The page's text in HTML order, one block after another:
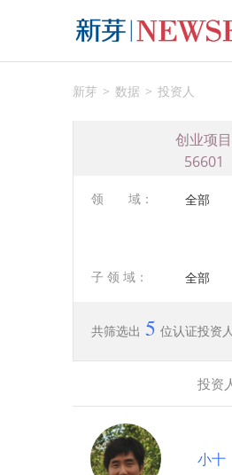
新芽 数据 投资人
创业项目
56601
领 域： 全部
子 领 域： 全部
共筛选出 5 位认证投资人
投资
小十